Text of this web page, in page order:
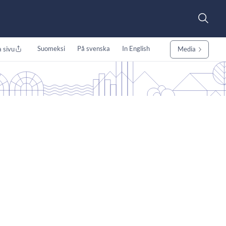
sivu Suomeksi På svenska In English Media